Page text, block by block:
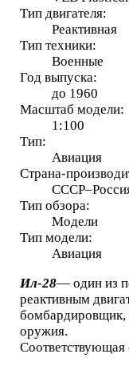
Тип двигателя:
Реактивная
Тип техники:
Военные
Год выпуска:
до 1960
Масштаб модели:
1:100
Тип:
Авиация
Страна-
Тип обзора:
Модели
Тип модели:
Авиация
Ил-28— один из
реактивным
бомбардировщик,
оружия.
Соответствующая